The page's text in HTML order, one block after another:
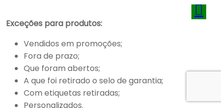
Exceções para produtos:
Vendidos em promoções;
Fora de prazo;
Que foram abertos;
A que foi retirado o selo de garantia;
Com etiquetas retiradas;
Personalizados.